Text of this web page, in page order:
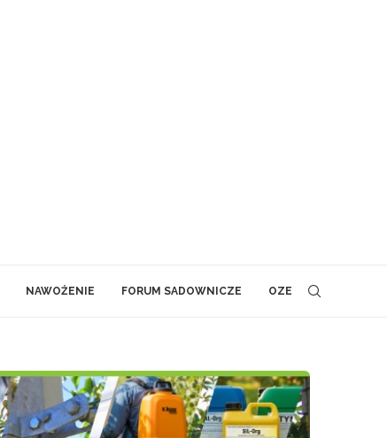
NAWOŻENIE FORUM SADOWNICZE OZE